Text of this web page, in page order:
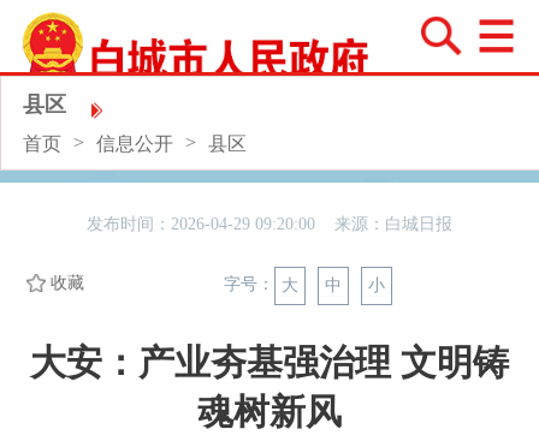
县区
首页 > 信息公开 > 县区
发布时间：2026-04-29 09:20:00 来源： 白城日报
收藏 字号： 大 中 小
大安：产业夯基强治理 文明铸
魂树新风